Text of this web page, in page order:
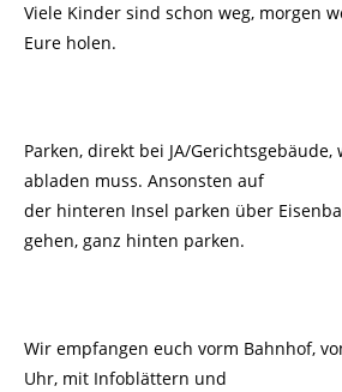
Viele Kinder sind schon weg, morgen
Eure holen.
Parken, direkt bei JA/Gerichtsgebäude,
abladen muss. Ansonsten auf
der hinteren Insel parken über
gehen, ganz hinten parken.
Wir empfangen euch vorm Bahnhof,
Uhr, mit Infoblättern und